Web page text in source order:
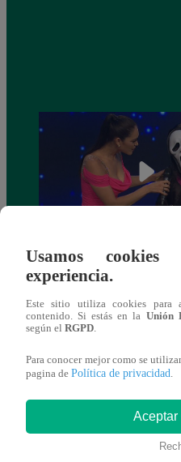
Yo Soy 30 de noviembre
Programa completo
interesar
Usamos
experiencia.
Este sitio utiliza cookies para
contenido. Si estás en la Unión
según el RGPD
Para conocer mejor como se
pagina de Política de privacidad